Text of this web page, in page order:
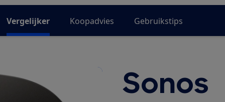
Vergelijker Koopadvies Gebruikstips
Sonos